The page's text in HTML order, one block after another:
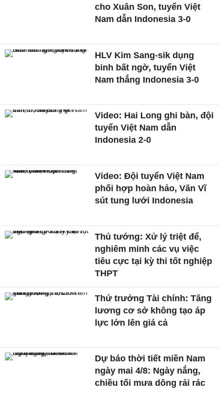
cho Xuân Son, tuyển Việt
Nam dẫn Indonesia 3-0
HLV Kim Sang-sik dụng
binh bất ngờ, tuyển Việt
Nam thắng Indonesia 3-0
Video: Hai Long ghi bàn, đội
tuyển Việt Nam dẫn
Indonesia 2-0
Video: Đội tuyển Việt Nam
phối hợp hoàn hảo, Văn Vĩ
sút tung lưới Indonesia
Thủ tướng: Xử lý triệt để,
nghiêm minh các vụ việc
tiêu cực tại kỳ thi tốt nghiệp
THPT
Thứ trưởng Tài chính: Tăng
lương cơ sở không tạo áp
lực lớn lên giá cả
Dự báo thời tiết miền Nam
ngày mai 4/8: Ngày nắng,
chiều tối mưa dông rải rác